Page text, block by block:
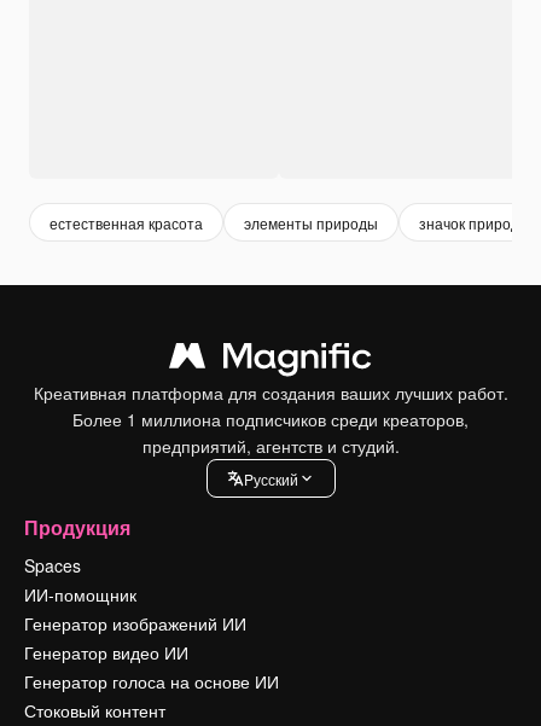
естественная красота элементы природы значок природы
Креативная платформа для создания ваших лучших работ.
Более 1 миллиона подписчиков среди креаторов,
предприятий, агентств и студий.
Pусский
Продукция
Spaces
ИИ-помощник
Генератор изображений ИИ
Генератор видео ИИ
Генератор голоса на основе ИИ
Стоковый контент